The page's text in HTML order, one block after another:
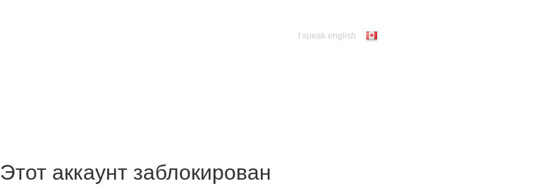
I speak english
Этот аккаунт заблокирован